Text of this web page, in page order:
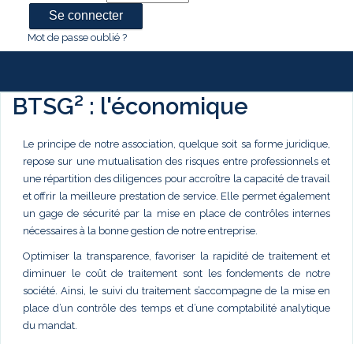
Mot de passe oublié ?
BTSG² : l'économique
Le principe de notre association, quelque soit sa forme juridique,
repose sur une mutualisation des risques entre professionnels et
une répartition des diligences pour accroître la capacité de travail
et offrir la meilleure prestation de service. Elle permet également
un gage de sécurité par la mise en place de contrôles internes
nécessaires à la bonne gestion de notre entreprise.
Optimiser la transparence, favoriser la rapidité de traitement et
diminuer le coût de traitement sont les fondements de notre
société. Ainsi, le suivi du traitement s’accompagne de la mise en
place d’un contrôle des temps et d’une comptabilité analytique
du mandat.